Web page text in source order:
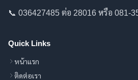
📞 036427485 ต่อ 28016 หรือ 081-
Quick Links
หน้าแรก
ติดต่อเรา